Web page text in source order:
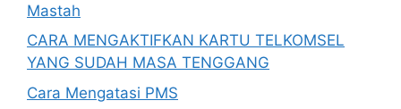
Mastah
CARA MENGAKTIFKAN KARTU TELKOMSEL
YANG SUDAH MASA TENGGANG
Cara Mengatasi PMS